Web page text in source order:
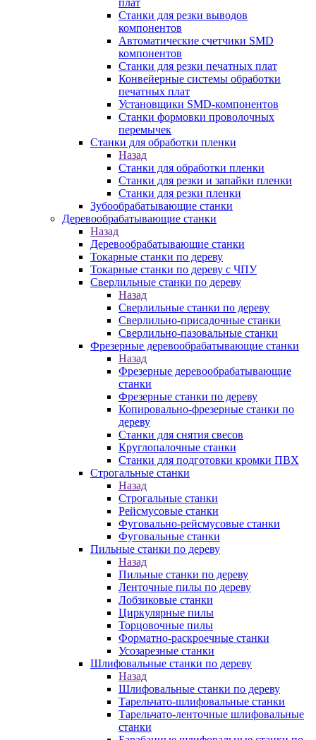
плат
Станки для резки выводов
компонентов
Автоматические счетчики SMD
компонентов
Станки для резки печатных плат
Конвейерные системы обработки
печатных плат
Установщики SMD-компонентов
Станки формовки проволочных
перемычек
Станки для обработки пленки
Назад
Станки для обработки пленки
Станки для резки и запайки пленки
Станки для резки пленки
Зубообрабатывающие станки
Деревообрабатывающие станки
Назад
Деревообрабатывающие станки
Токарные станки по дереву
Токарные станки по дереву с ЧПУ
Сверлильные станки по дереву
Назад
Сверлильные станки по дереву
Сверлильно-присадочные станки
Сверлильно-пазовальные станки
Фрезерные деревообрабатывающие станки
Назад
Фрезерные деревообрабатывающие
станки
Фрезерные станки по дереву
Копировально-фрезерные станки по
дереву
Станки для снятия свесов
Круглопалочные станки
Станки для подготовки кромки ПВХ
Строгальные станки
Назад
Строгальные станки
Рейсмусовые станки
Фуговально-рейсмусовые станки
Фуговальные станки
Пильные станки по дереву
Назад
Пильные станки по дереву
Ленточные пилы по дереву
Лобзиковые станки
Циркулярные пилы
Торцовочные пилы
Форматно-раскроечные станки
Усозарезные станки
Шлифовальные станки по дереву
Назад
Шлифовальные станки по дереву
Тарельчато-шлифовальные станки
Тарельчато-ленточные шлифовальные
станки